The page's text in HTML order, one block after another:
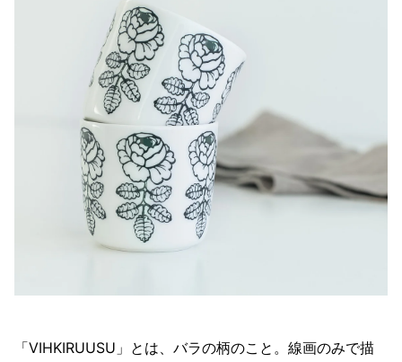
「VIHKIRUUSU」とは、バラの柄のこと。線画のみで描